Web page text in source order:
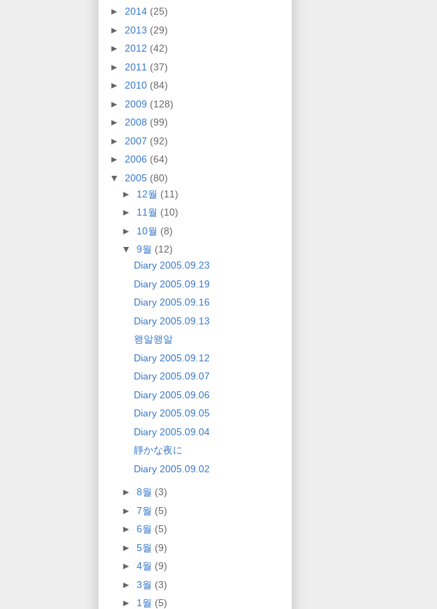
► 2014 (25)
► 2013 (29)
► 2012 (42)
► 2011 (37)
► 2010 (84)
► 2009 (128)
► 2008 (99)
► 2007 (92)
► 2006 (64)
▼ 2005 (80)
► 12월 (11)
► 11월 (10)
► 10월 (8)
▼ 9월 (12)
Diary 2005.09.23
Diary 2005.09.19
Diary 2005.09.16
Diary 2005.09.13
왱알왱알
Diary 2005.09.12
Diary 2005.09.07
Diary 2005.09.06
Diary 2005.09.05
Diary 2005.09.04
靜かな夜に
Diary 2005.09.02
► 8월 (3)
► 7월 (5)
► 6월 (5)
► 5월 (9)
► 4월 (9)
► 3월 (3)
► 1월 (5)